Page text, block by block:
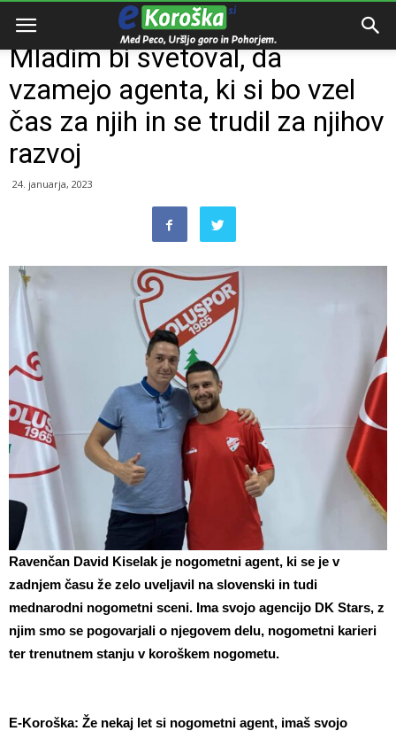
Domov
Mladim bi svetoval, da
vzamejo agenta, ki si bo vzel
čas za njih in se trudil za njihov
razvoj
24. januarja, 2023
Ravenčan David Kiselak je nogometni agent, ki se je v
zadnjem času že zelo uveljavil na slovenski in tudi
mednarodni nogometni sceni. Ima svojo agencijo DK Stars, z
njim smo se pogovarjali o njegovem delu, nogometni karieri
ter trenutnem stanju v koroškem nogometu.
E-Koroška: Že nekaj let si nogometni agent, imaš svojo